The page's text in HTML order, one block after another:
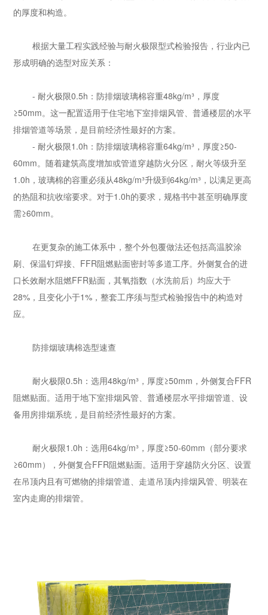
的厚度和构造。
根据大量工程实践经验与耐火极限型式检验报告，行业内已
形成明确的选型对应关系：
- 耐火极限0.5h：防排烟玻璃棉容重48kg/m³，厚度
≥50mm。这一配置适用于住宅地下室排烟风管、普通楼层的水平
排烟管道等场景，是目前经济性最好的方案。
- 耐火极限1.0h：防排烟玻璃棉容重64kg/m³，厚度≥50-
60mm。随着建筑高度增加或管道穿越防火分区，耐火等级升至
1.0h，玻璃棉的容重必须从48kg/m³升级到64kg/m³，以满足更高
的热阻和抗收缩要求。对于1.0h的要求，规格书中甚至明确厚度
需≥60mm。
在更复杂的施工体系中，整个外包覆做法还包括高温胶涂
刷、保温钉焊接、FFR阻燃贴面密封等多道工序。外侧复合的进
口长效耐水阻燃FFR贴面，其氧指数（水洗前后）均应大于
28%，且变化小于1%，整套工序须与型式检验报告中的构造对
应。
防排烟玻璃棉选型速查
耐火极限0.5h：选用48kg/m³，厚度≥50mm，外侧复合FFR
阻燃贴面。适用于地下室排烟风管、普通楼层水平排烟管道、设
备用房排烟系统，是目前经济性最好的方案。
耐火极限1.0h：选用64kg/m³，厚度≥50-60mm（部分要求
≥60mm），外侧复合FFR阻燃贴面。适用于穿越防火分区、设置
在吊顶内且有可燃物的排烟管道、走道吊顶内排烟风管、明装在
室内走廊的排烟管。